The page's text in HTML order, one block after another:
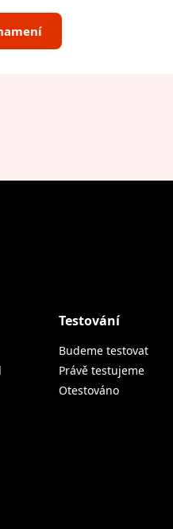
Testování
Budeme testovat
Právě testujeme
Otestováno